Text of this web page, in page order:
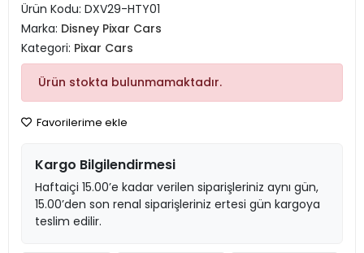
Ürün Kodu: DXV29-HTY01
Marka: Disney Pixar Cars
Kategori: Pixar Cars
Ürün stokta bulunmamaktadır.
Favorilerime ekle
Kargo Bilgilendirmesi
Haftaiçi 15.00’e kadar verilen siparişleriniz aynı gün,
15.00’den son renal siparişleriniz ertesi gün kargoya
teslim edilir.